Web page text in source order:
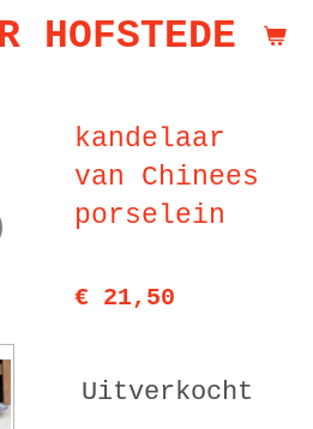
HOFSTEDE
kandelaar
van Chinees
porselein
€ 21,50
Uitverkocht